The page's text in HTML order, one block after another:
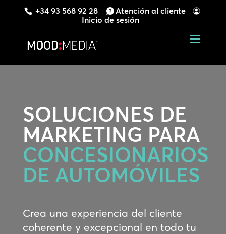
+34 93 568 92 28
Atención al cliente
Inicio de sesión
SOLUCIONES DE
MARKETING PARA
CONCESIONARIOS
DE AUTOMÓVILES
Crea una experiencia del cliente
coherente y excepcional en todo tu